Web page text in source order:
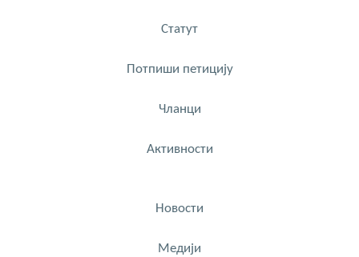
Статут
Потпиши петицију
Чланци
Активности
Новости
Медији